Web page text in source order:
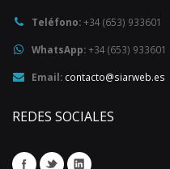
Teléfono:+34 (653) 933601
WhatsApp:+34 (653) 933601
Email: contacto@siarweb.es
REDES SOCIALES